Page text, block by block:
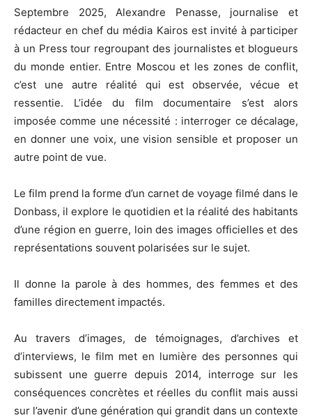
Septembre 2025, Alexandre Penasse, journalise et
rédacteur en chef du média Kairos est invité à participer
à un Press tour regroupant des journalistes et blogueurs
du monde entier. Entre Moscou et les zones de conflit,
c’est une autre réalité qui est observée, vécue et
ressentie. L’idée du film documentaire s’est alors
imposée comme une nécessité : interroger ce décalage,
en donner une voix, une vision sensible et proposer un
autre point de vue.
Le film prend la forme d’un carnet de voyage filmé dans le
Donbass, il explore le quotidien et la réalité des habitants
d’une région en guerre, loin des images officielles et des
représentations souvent polarisées sur le sujet.
Il donne la parole à des hommes, des femmes et des
familles directement impactés.
Au travers d’images, de témoignages, d’archives et
d’interviews, le film met en lumière des personnes qui
subissent une guerre depuis 2014, interroge sur les
conséquences concrètes et réelles du conflit mais aussi
sur l’avenir d’une génération qui grandit dans un contexte